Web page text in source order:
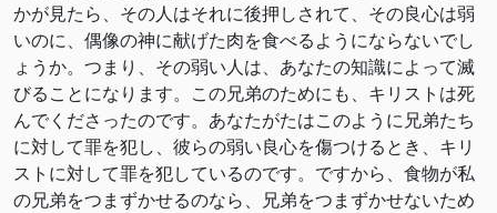
かが見たら、その人はそれに後押しされて、その良心は弱
いのに、偶像の神に献げた肉を食べるようにならないでし
ょうか。つまり、その弱い人は、あなたの知識によって滅
びることになります。この兄弟のためにも、キリストは死
んでくださったのです。あなたがたはこのように兄弟たち
に対して罪を犯し、彼らの弱い良心を傷つけるとき、キリ
ストに対して罪を犯しているのです。ですから、食物が私
の兄弟をつまずかせるのなら、兄弟をつまずかせないため